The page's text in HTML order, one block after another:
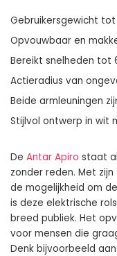
Gebruikersgewicht tot
Opvouwbaar en
Bereikt snelheden tot
Actieradius van
Beide armleuningen
Stijlvol ontwerp in wit
De Antar Apiro staat
zonder reden. Met zijn
de mogelijkheid om
is deze elektrische
breed publiek. Het
voor mensen die
Denk bijvoorbeeld